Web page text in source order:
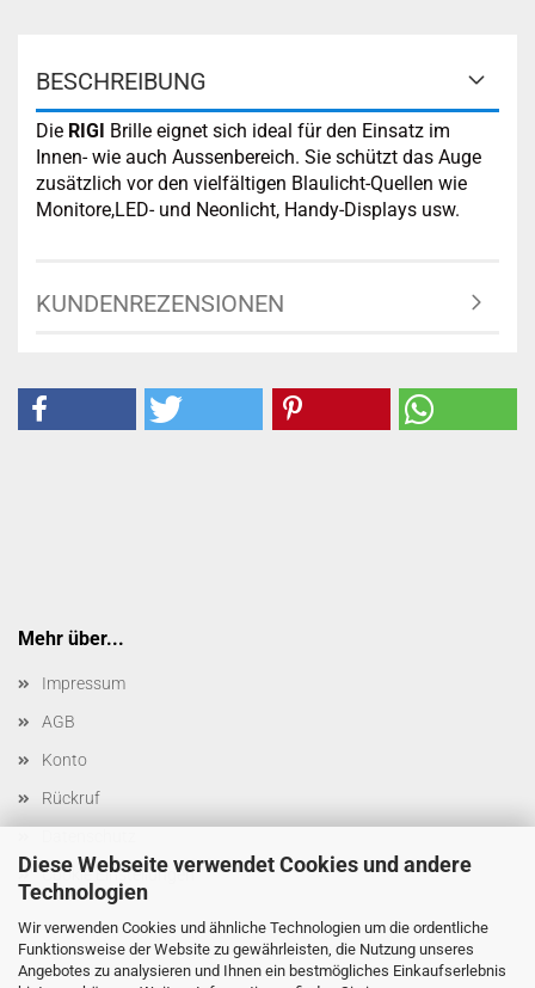
Diese Webseite verwendet Cookies und andere
Technologien
Wir verwenden Cookies und ähnliche Technologien um die ordentliche
Funktionsweise der Website zu gewährleisten, die Nutzung unseres
Angebotes zu analysieren und Ihnen ein bestmögliches Einkaufserlebnis
BESCHREIBUNG
Die RIGI Brille eignet sich ideal für den Einsatz im
Innen- wie auch Aussenbereich. Sie schützt das Auge
zusätzlich vor den vielfältigen Blaulicht-Quellen wie
Monitore,LED- und Neonlicht, Handy-Displays usw.
KUNDENREZENSIONEN
Mehr über...
Impressum
AGB
Konto
Rückruf
Cookie Einstellungen